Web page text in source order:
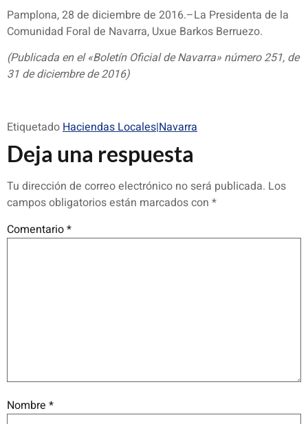
Pamplona, 28 de diciembre de 2016.–La Presidenta de la
Comunidad Foral de Navarra, Uxue Barkos Berruezo.
(Publicada en el «Boletín Oficial de Navarra» número 251, de
31 de diciembre de 2016)
EtiquetadoHaciendas Locales|Navarra
Deja una respuesta
Tu dirección de correo electrónico no será publicada. Los
campos obligatorios están marcados con *
Comentario*
Nombre *